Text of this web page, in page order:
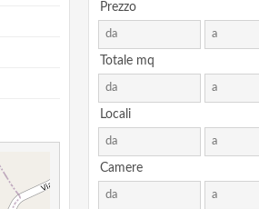
Prezzo
Totale mq
Locali
Camere